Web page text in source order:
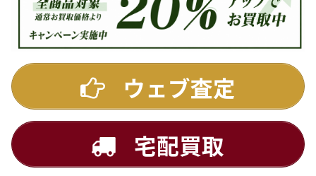
DENON
ウェブ査定
宅配買取